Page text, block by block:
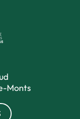
Monts